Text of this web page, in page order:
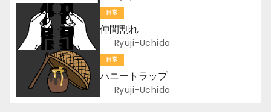
ー
シ
ョ
ン
日常
仲間割れ
Ryuji-Uchida
日常
ハニートラップ
Ryuji-Uchida